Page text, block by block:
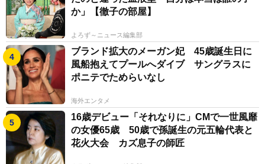
か」【徹子の部屋】
よろず～ニュース編集部
ブランド拡大のメーガン妃 45歳誕生日に
風船抱えてプールへダイブ サングラスに
ポニテでためらいなし
海外エンタメ
16歳デビュー「それなりに」CMで一世風靡
の女優65歳 50歳で孫誕生の元五輪代表と
花火大会 カズ息子の師匠